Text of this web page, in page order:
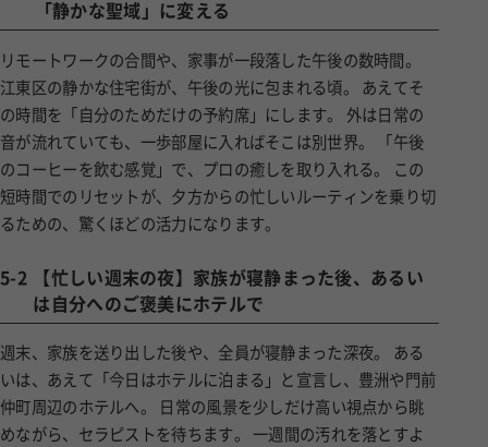
リモートワークの合間や、家事が一段落した午後の数時間。
江東区の静かな住宅街が、午後の光に包まれる頃。 あえてそ
の時間を「自分のためだけの予約席」にします。 外は日常の
音が流れていても、一歩部屋に入ればそこは別世界。 「午後
のコーヒーを飲む感覚」で、プロの癒しを取り入れる。 この
短時間でのリセットが、夕方からの忙しいルーティンを乗り切
るための、驚くほどの活力になります。
は自分へのご褒美にホテルで
週末、家族を送り出した後や、全員が寝静まった深夜。 ある
いは、あえて「今日はホテルに泊まる」と宣言し、豊洲や門前
仲町周辺のホテルへ。 日常の風景を少しだけ高い視点から眺
めながら、セラピストを待ちます。 一週間の汚れを落とすよ
うに、ゆっくりと時間をかけて心身を洗浄する。 誰にも邪魔